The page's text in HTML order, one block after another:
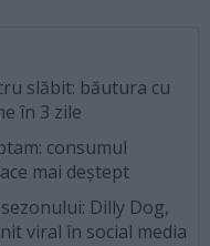
slăbit: băutura cu
în 3 zile
consumul
mai deștept
Dilly Dog,
viral în social media